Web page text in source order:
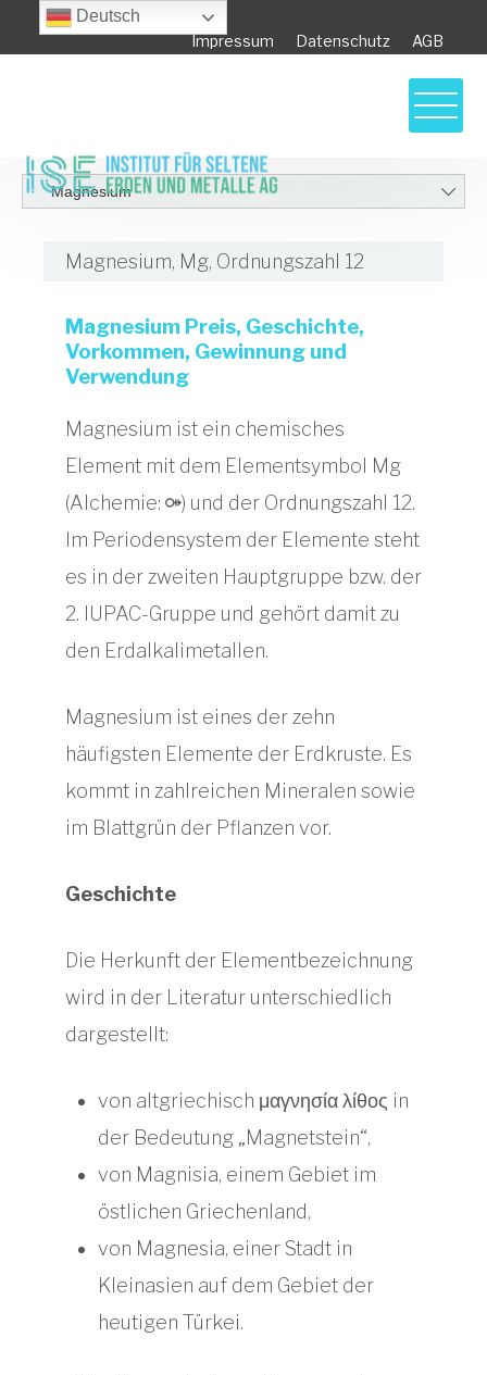
Impressum Datenschutz AGB
Magnesium, Mg, Ordnungszahl 12
Magnesium Preis, Geschichte,
Vorkommen, Gewinnung und
Verwendung
Magnesium ist ein chemisches
Element mit dem Elementsymbol Mg
(Alchemie: ⚩) und der Ordnungszahl 12.
Im Periodensystem der Elemente steht
es in der zweiten Hauptgruppe bzw. der
2. IUPAC-Gruppe und gehört damit zu
den Erdalkalimetallen.
Magnesium ist eines der zehn
häufigsten Elemente der Erdkruste. Es
kommt in zahlreichen Mineralen sowie
im Blattgrün der Pflanzen vor.
Geschichte
Die Herkunft der Elementbezeichnung
wird in der Literatur unterschiedlich
dargestellt:
von altgriechisch μαγνησία λίθος in
der Bedeutung „Magnetstein“,
von Magnisia, einem Gebiet im
östlichen Griechenland,
von Magnesia, einer Stadt in
Kleinasien auf dem Gebiet der
heutigen Türkei.
Deutsch